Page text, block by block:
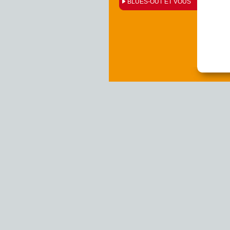
BLUES-OUT ET VOUS